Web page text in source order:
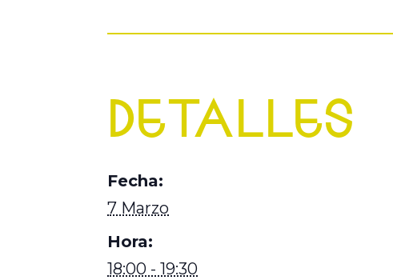
DETALLES
Fecha:
7 Marzo
Hora:
18:00 - 19:30